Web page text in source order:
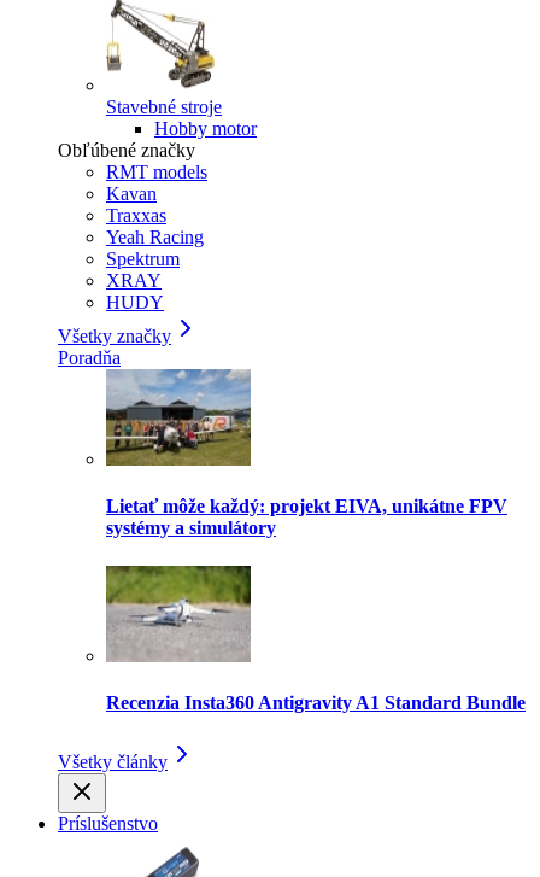
Stavebné stroje
Hobby motor
Obľúbené značky
RMT models
Kavan
Traxxas
Yeah Racing
Spektrum
XRAY
HUDY
Všetky značky
Poradňa
Lietať môže každý: projekt EIVA, unikátne FPV
systémy a simulátory
Recenzia Insta360 Antigravity A1 Standard Bundle
Všetky články
Príslušenstvo